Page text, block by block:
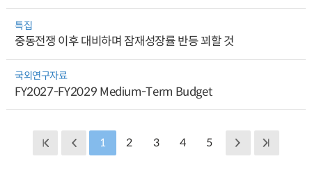
특집
중동전쟁 이후 대비하며 잠재성장률 반등 꾀할 것
국외연구자료
FY2027-FY2029 Medium-Term Budget
1 2 3 4 5